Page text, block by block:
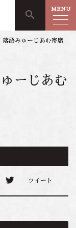
search MENU
落語みゅーじあむ寄席
ーじあむ
ツイート